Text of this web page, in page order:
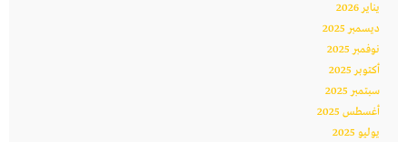
يناير 2026
ديسمبر 2025
نوفمبر 2025
أكتوبر 2025
سبتمبر 2025
أغسطس 2025
يوليو 2025